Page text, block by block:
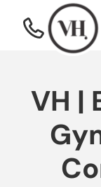
VH |